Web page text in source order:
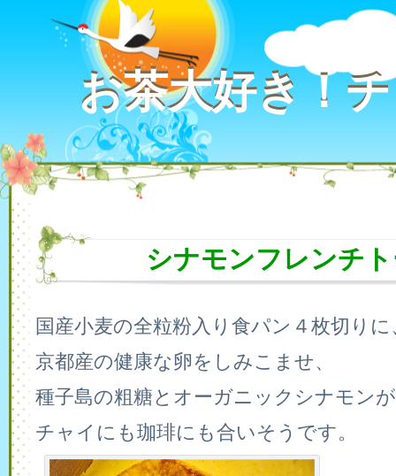
お茶大好き！
お茶大好き！
シナモンフレンチ
国産小麦の全粒粉入り食パン４枚切りに
京都産の健康な卵をしみこませ、
種子島の粗糖とオーガニックシナモン
チャイにも珈琲にも合いそうです。